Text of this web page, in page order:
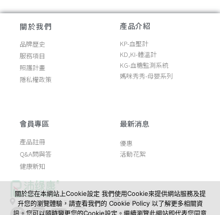
關於我們
品牌歷史
服務項目
照護計畫
隱私權政策
產品介紹
KP-血壓計
KD,KI-體溫計
KG-血糖監測系統
媽咪秀秀-母嬰系列
會員專區
產品註冊
Q&A問與答
健康新知
最新消息
優惠
活動花絮
新北市五股工業區五工五路56號 客服專線:0800-376-688
關於您在本網站上Cookie設定 我們使用Cookie來提供網站服務及提
升您的瀏覽體驗，請查看我們的 Cookie Policy 以了解更多相關資
訊。您可以隨時變更您的Cookie設定。繼續瀏覽此網站即代表您同意